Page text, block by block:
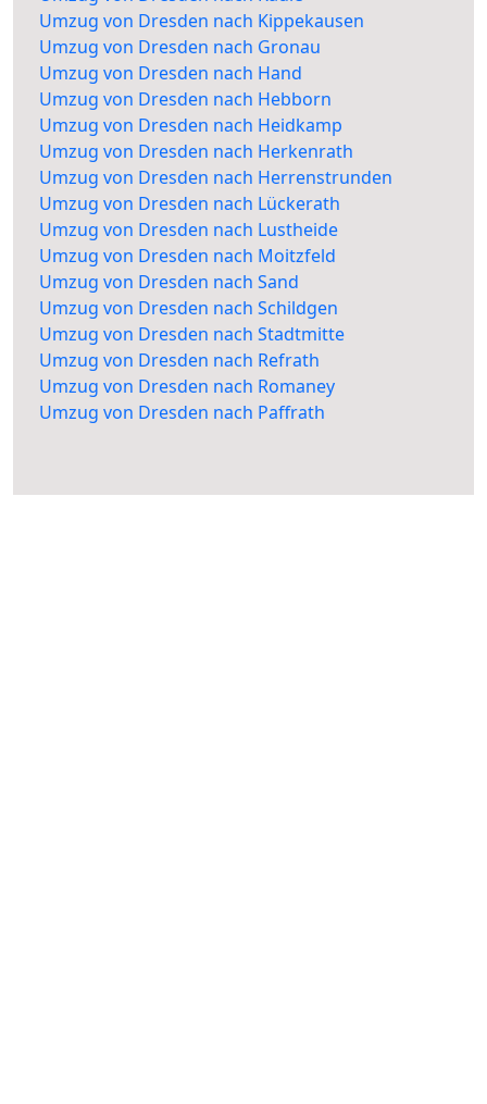
Umzug von Dresden nach Kippekausen
Umzug von Dresden nach Gronau
Umzug von Dresden nach Hand
Umzug von Dresden nach Hebborn
Umzug von Dresden nach Heidkamp
Umzug von Dresden nach Herkenrath
Umzug von Dresden nach Herrenstrunden
Umzug von Dresden nach Lückerath
Umzug von Dresden nach Lustheide
Umzug von Dresden nach Moitzfeld
Umzug von Dresden nach Sand
Umzug von Dresden nach Schildgen
Umzug von Dresden nach Stadtmitte
Umzug von Dresden nach Refrath
Umzug von Dresden nach Romaney
Umzug von Dresden nach Paffrath